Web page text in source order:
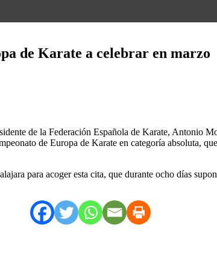
de Karate a celebrar en marzo
de la Federación Española de Karate, Antonio
de Europa de Karate en categoría absoluta,
para acoger esta cita, que durante ocho días